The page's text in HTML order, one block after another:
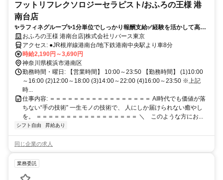
フットリフレクソロジーセラピスト/おふろの王様 港
南台店
✨️ラフィネグループ✨1分単位でしっかり報酬支給️✅経験を活かして高時
給✅️ノルマなし✅️ブランクOK！✅スキルUPも可能◎️セカンドキャリアと
してセラピストデビューしませんか？
おふろの王様 港南台店|株式会社リバース東京
アクセス: ●JR根岸線港南台/地下鉄港南中央駅より車8分
時給2,190円～3,690円
神奈川県横浜市港南区
勤務時間・曜日: 【営業時間】 10:00～23:50 【勤務時間】 (1)10:00
～16:00 (2)12:00～18:00 (3)14:00～22:00 (4)16:00～23:50 ※上記
時...
仕事内容: ＝＝＝＝＝＝＝＝＝＝＝＝＝＝＝＝＝ AI時代でも価値が落
ちない“手の技術” 一生モノの技術で、 人にしか届けられない癒やし
を。 ＝＝＝＝＝＝＝＝＝＝＝＝＝＝＝＝＝ ＼ このような方にお...
シフト自由 昇給あり
同じ企業の求人
業務委託